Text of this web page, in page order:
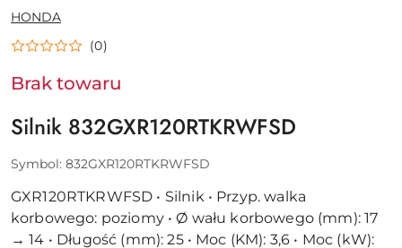
NAZWA
PRODUCENTA:
HONDA
(0)
Brak towaru
Silnik 832GXR120RTKRWFSD
Symbol: 832GXR120RTKRWFSD
GXR120RTKRWFSD • Silnik • Przyp. walka
korbowego: poziomy • Ø wału korbowego (mm): 17
→ 14 • Długość (mm): 25 • Moc (KM): 3,6 • Moc (kW):